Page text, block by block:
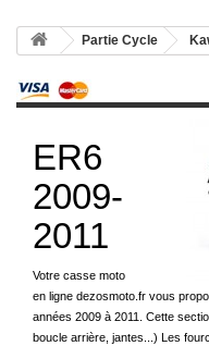
Partie Cycle
ER6
2009-
2011
Votre casse moto
en ligne dezosmoto.fr vous
années 2009 à 2011. Cette
boucle arrière, jantes...) Les